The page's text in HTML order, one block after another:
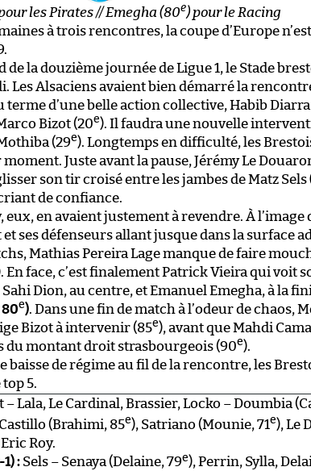
les Pirates // Emegha (80e) pour le Racing
à trois rencontres, la coupe d’Europe
de la douzième journée de Ligue 1, le Stade
Les Alsaciens avaient bien démarré la
d’une belle action collective, Habib
Bizot (20e). Il faudra une nouvelle
(29e). Longtemps en difficulté, les
Juste avant la pause, Jérémy Le
son tir croisé entre les jambes de Matz Sels
de confiance.
eux, en avaient justement à revendre. À l’image
ses défenseurs allant jusque dans la surface
Mathias Pereira Lage manque de faire
En face, c’est finalement Patrick Vieira qui voit
Dion, au centre, et Emanuel Emegha, à la
80e). Dans une fin de match à l’odeur de chaos,
Bizot à intervenir (85e), avant que Mahdi
du montant droit strasbourgeois (90e).
baisse de régime au fil de la rencontre, les
5.
– Lala, Le Cardinal, Brassier, Locko – Doumbia
(Brahimi, 85e), Satriano (Mounie, 71e), Le
Eric Roy.
:Sels – Senaya (Delaine, 79e), Perrin, Sylla,